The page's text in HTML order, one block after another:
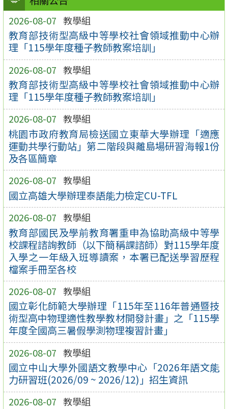
2026-08-07 教學組
教育部技術型高級中等學校社會領域推動中心辦
理「115學年度種子教師教案培訓」
2026-08-07 教學組
教育部技術型高級中等學校社會領域推動中心辦
理「115學年度種子教師教案培訓」
2026-08-07 教學組
桃園市政府教育局檢送國立東華大學辦理「適應
運動共學行動站」第二階段與離島場研習海報1份
及各區簡章
2026-08-07 教學組
國立高雄大學辦理泰語能力檢定CU-TFL
2026-08-07 教學組
教育部國民及學前教育署重申為協助高級中等學
校課程諮詢教師（以下簡稱課諮師）對115學年度
入學之一年級入班導讀案，本署已配送學習歷程
檔案手冊至各校
2026-08-07 教學組
國立彰化師範大學辦理「115年至116年普通暨技
術型高中物理適性教學教材開發計畫」之「115學
年度全國高三暑假學測物理複習計畫」
2026-08-07 教學組
國立中山大學外國語文教學中心「2026年語文能
力研習班(2026/09 ~ 2026/12)」招生資訊
2026-08-07 教學組